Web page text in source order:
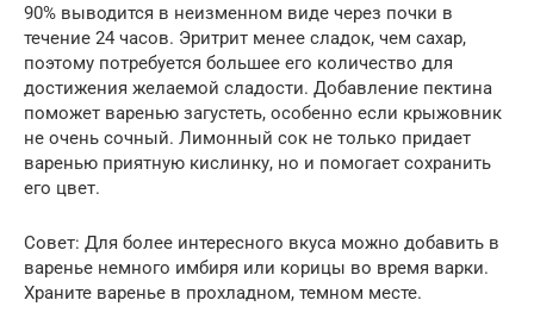
90% выводится в неизменном виде через почки в
течение 24 часов. Эритрит менее сладок, чем сахар,
поэтому потребуется большее его количество для
достижения желаемой сладости. Добавление пектина
поможет варенью загустеть, особенно если крыжовник
не очень сочный. Лимонный сок не только придает
варенью приятную кислинку, но и помогает сохранить
его цвет.
Совет: Для более интересного вкуса можно добавить в
варенье немного имбиря или корицы во время варки.
Храните варенье в прохладном, темном месте.